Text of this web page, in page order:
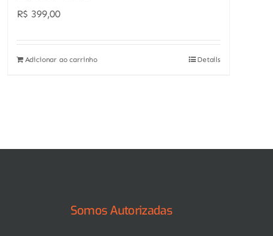
R$ 399,00
Adicionar ao carrinho Details
Somos Autorizadas